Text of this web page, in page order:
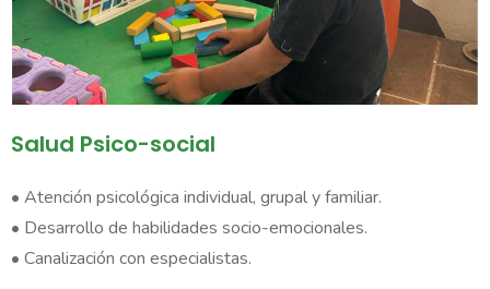
Salud Psico-social ​
• Atención psicológica individual, grupal y familiar.
• Desarrollo de habilidades socio-emocionales.
• Canalización con especialistas.